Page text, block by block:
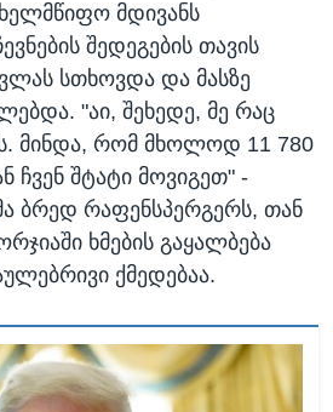
მდივანს
შედეგების თავის
სთხოვდა და მასზე
"აი, შეხედე, მე რაც
მინდა, რომ მხოლოდ 11 780
ჩვენ შტატი მოვიგეთ" -
ბრედ რაფენსპერგერს, თან
ხმების გაყალბება
ქმედებაა.